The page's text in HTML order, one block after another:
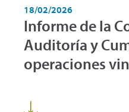
18/02/2026
Informe de la
Auditoría y
operaciones